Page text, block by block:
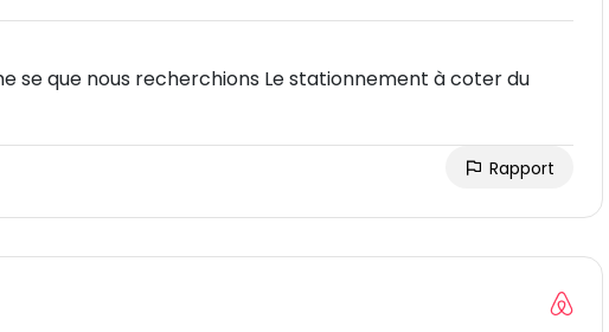
se que nous recherchions Le stationnement à coter du
Rapport